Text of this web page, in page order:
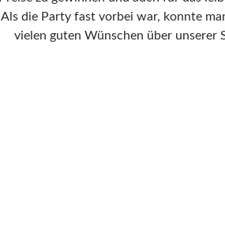
Als die Party fast vorbei war, konnte
vielen guten Wünschen über unserer